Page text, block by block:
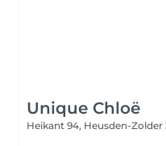
Unique Chloë
Heikant 94, Heusden-Zolder